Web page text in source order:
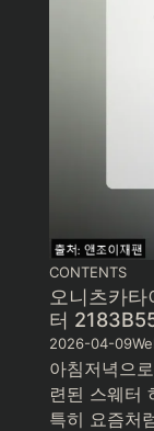
CONTENTS
오니츠카
터
2026-04-09
아침저녁으
련된 스웨터
특히 요즘처